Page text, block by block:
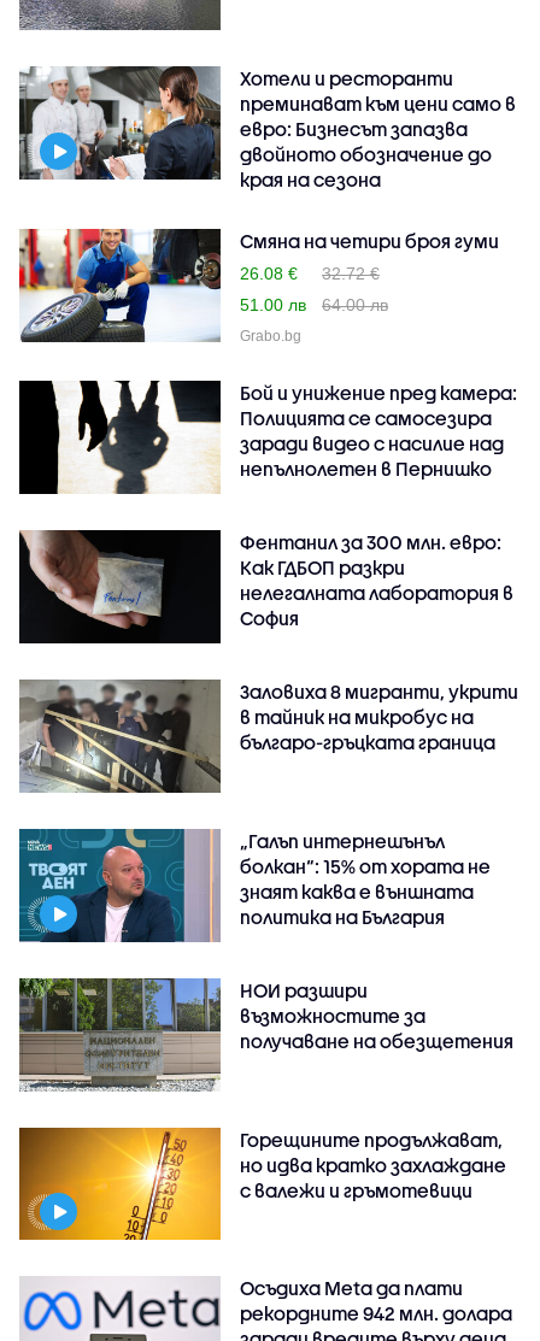
Хотели и ресторанти
преминават към цени само в
евро: Бизнесът запазва
двойното обозначение до
края на сезона
Смяна на четири броя гуми
26.08 €
32.72 €
51.00 лв
64.00 лв
Grabo.bg
Бой и унижение пред камера:
Полицията се самосезира
заради видео с насилие над
непълнолетен в Пернишко
Фентанил за 300 млн. евро:
Как ГДБОП разкри
нелегалната лаборатория в
София
Заловиха 8 мигранти, укрити
в тайник на микробус на
българо-гръцката граница
„Галъп интернешънъл
болкан“: 15% от хората не
знаят каква е външната
политика на България
НОИ разшири
възможностите за
получаване на обезщетения
Горещините продължават,
но идва кратко захлаждане
с валежи и гръмотевици
Осъдиха Meta да плати
рекордните 942 млн. долара